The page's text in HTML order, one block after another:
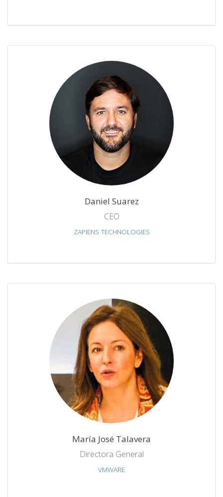
Daniel Suarez
CEO
ZAPIENS TECHNOLOGIES
María José Talavera
Directora General
VMWARE